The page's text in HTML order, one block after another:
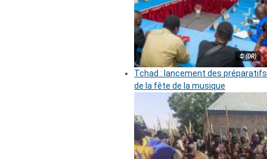
© (DR)
Tchad : lancement des préparatifs
de la fête de la musique